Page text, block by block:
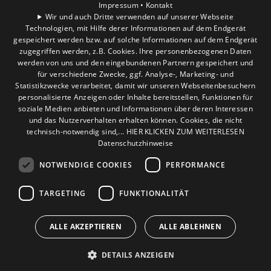
gegenüber der Außenluft nur in
begrenzter Menge zur Verfügung steht,
muss die Leistung der
Abluftwärmepumpe gut eingestellt
werden. Sie planen ein System aus
kontrollierter Wohnraumlüftung,
Wärmerückgewinnung und Abluft-
Wärmepumpe als einzige Heizquelle?
Dann sollte ihr Haus einen hohen
sogenanntes Niedrigenergie- oder
Effizienzhaus sein.
Standort
Hürth
Impressum • Kontakt
Wir und auch Dritte verwenden auf unserer Webseite
Technologien, mit Hilfe derer Informationen auf dem Endgerät
gespeichert werden bzw. auf solche Informationen auf dem Endgerät
zugegriffen werden, z.B. Cookies. Ihre personenbezogenen Daten
werden von uns und den eingebundenen Partnern gespeichert und
für verschiedene Zwecke, ggf. Analyse-, Marketing- und
Statistikzwecke verarbeitet, damit wir unseren Webseitenbesuchern
personalisierte Anzeigen oder Inhalte bereitstellen, Funktionen für
soziale Medien anbieten und Informationen über deren Interessen
und das Nutzerverhalten erhalten können. Cookies, die nicht
technisch-notwendig sind,... HIER KLICKEN ZUM WEITERLESEN
Datenschutzhinweise
NOTWENDIGE COOKIES PERFORMANCE
TARGETING FUNKTIONALITÄT
ALLE AKZEPTIEREN ALLE ABLEHNEN
DETAILS ANZEIGEN